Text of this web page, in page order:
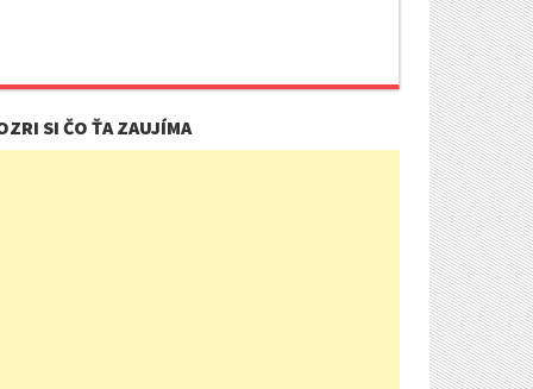
SI ČO ŤA ZAUJÍMA